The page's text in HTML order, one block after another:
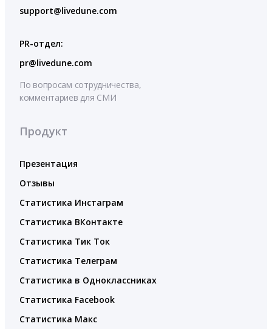
support@livedune.com
PR-отдел:
pr@livedune.com
По вопросам сотрудничества,
комментариев для СМИ
Продукт
Презентация
Отзывы
Статистика Инстаграм
Статистика ВКонтакте
Статистика Тик Ток
Статистика Телеграм
Статистика в Одноклассниках
Статистика Facebook
Статистика Макс